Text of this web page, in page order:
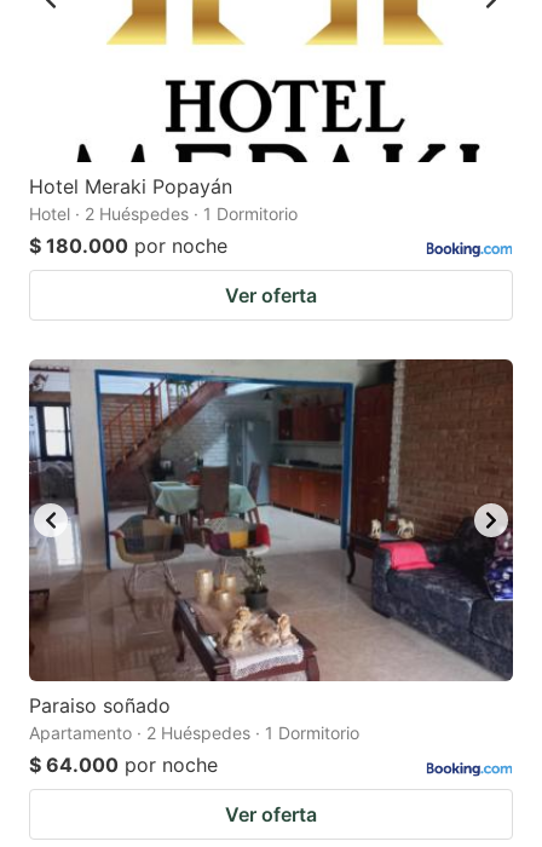
Hotel Meraki Popayán
Hotel · 2 Huéspedes · 1 Dormitorio
$ 180.000 por noche
Ver oferta
Paraiso soñado
Apartamento · 2 Huéspedes · 1 Dormitorio
$ 64.000 por noche
Ver oferta